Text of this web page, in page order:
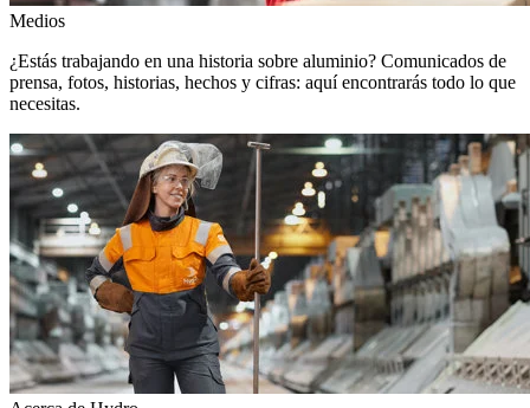
Medios
¿Estás trabajando en una historia sobre aluminio? Comunicados de
prensa, fotos, historias, hechos y cifras: aquí encontrarás todo lo que
necesitas.